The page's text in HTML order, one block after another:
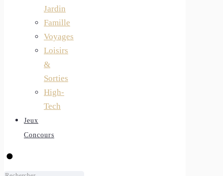
Jardin
Famille
Voyages
Loisirs
&
Sorties
High-
Tech
Jeux
Concours